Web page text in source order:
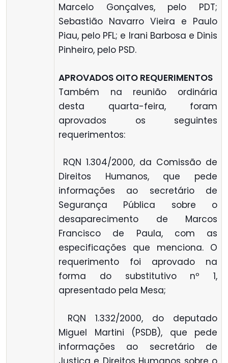
Marcelo Gonçalves, pelo PDT;
Sebastião Navarro Vieira e Paulo
Piau, pelo PFL; e Irani Barbosa e Dinis
Pinheiro, pelo PSD.
APROVADOS OITO REQUERIMENTOS
Também na reunião ordinária
desta quarta-feira, foram
aprovados os seguintes
requerimentos:
 RQN 1.304/2000, da Comissão de
Direitos Humanos, que pede
informações ao secretário de
Segurança Pública sobre o
desaparecimento de Marcos
Francisco de Paula, com as
especificações que menciona. O
requerimento foi aprovado na
forma do substitutivo nº 1,
apresentado pela Mesa;
 RQN 1.332/2000, do deputado
Miguel Martini (PSDB), que pede
informações ao secretário de